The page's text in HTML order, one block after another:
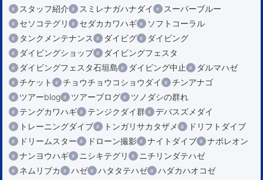
スタッフ紹介
スミレナガハナダイ
スーパーブルー
セソコテグリ
セダカカワハギ
ソフトコーラル
タンクメンテナンス
ダイビグ
ダイビング
ダイビングショップ
ダイビングフェスタ
ダイビングフェスタ石垣島
ダイビング中止
ダルマハゼ
チケット
チョウチョウコショウダイ
チンアナゴ
ツアーblog
ツアーブログ
ツノダシの群れ
テングカワハギ
テンジクダイ群
デバスズメダイ
トレーニングダイブ
トンガリサカタザメ
ドリフトダイブ
ドリームスター
ドローン撮影 ナイトダイブ
ナポレオン
ナンヨウハギ
ニシキテグリ
ニチリンダテハゼ
ネムリブカ
ハゼ ハタタテハゼ
ハダカハオコゼ